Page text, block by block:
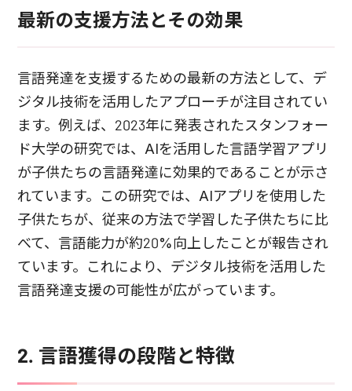
最新の支援方法とその効果
言語発達を支援するための最新の方法として、デ
ジタル技術を活用したアプローチが注目されてい
ます。例えば、2023年に発表されたスタンフォー
ド大学の研究では、AIを活用した言語学習アプリ
が子供たちの言語発達に効果的であることが示さ
れています。この研究では、AIアプリを使用した
子供たちが、従来の方法で学習した子供たちに比
べて、言語能力が約20%向上したことが報告され
ています。これにより、デジタル技術を活用した
言語発達支援の可能性が広がっています。
2. 言語獲得の段階と特徴